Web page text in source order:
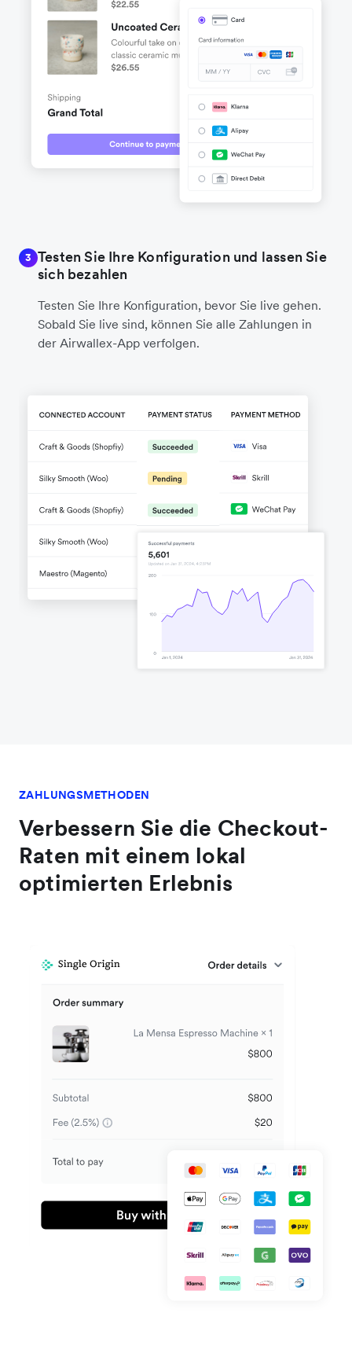
3 Testen Sie Ihre Konfiguration und lassen Sie
sich bezahlen
Testen Sie Ihre Konfiguration, bevor Sie live gehen.
Sobald Sie live sind, können Sie alle Zahlungen in
der Airwallex-App verfolgen.
ZAHLUNGSMETHODEN
Verbessern Sie die Checkout-
Raten mit einem lokal
optimierten Erlebnis